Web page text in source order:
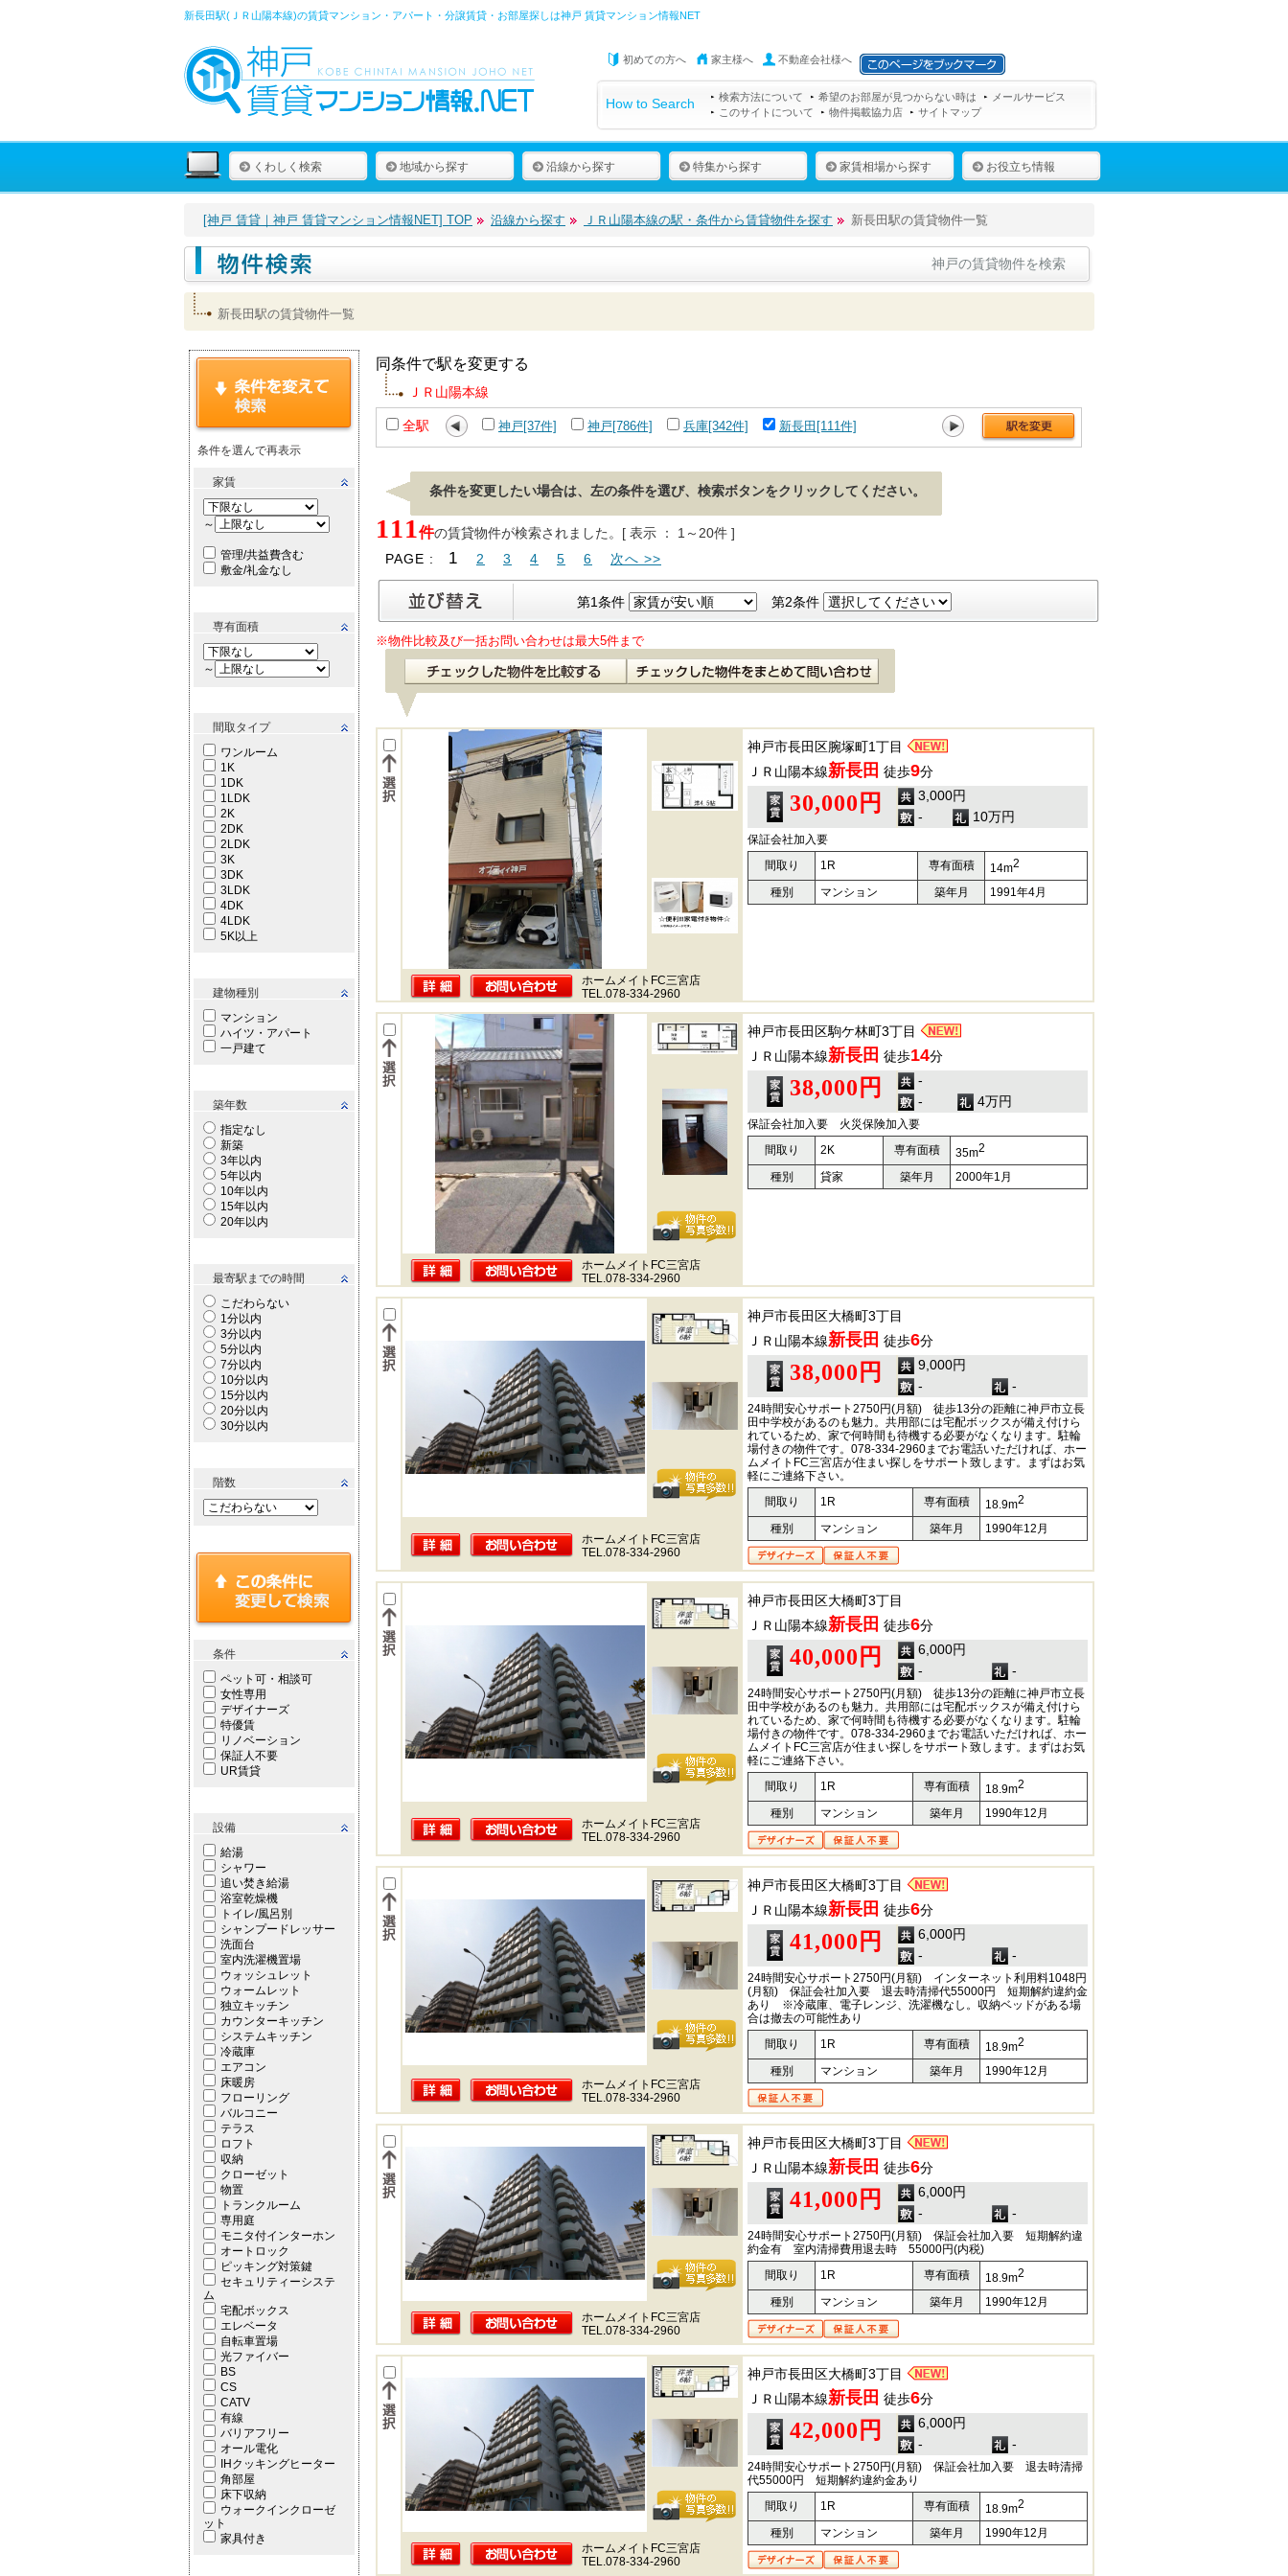
新長田駅(ＪＲ山陽本線)の賃貸マンション・アパート・分譲賃貸・お部屋探しは神戸 賃貸マンション情報NET
初めての方へ 家主様へ 不動産会社様へ
How to Search 検索方法について 希望のお部屋が見つからない時は
メールサービス
このサイトについて
物件掲載協力店 サイトマップ
くわしく検索 地域から探す 沿線から探す 特集から探す 家賃相場から探す お役立ち情報
[神戸 賃貸｜神戸 賃貸マンション情報NET] TOP 沿線から探す ＪＲ山陽本線の駅・条件から賃貸物件を探す 新長田駅の賃貸物件一覧
神戸の賃貸物件を検索
新長田駅の賃貸物件一覧
条件を選んで再表示
家賃
～
管理/共益費含む
敷金/礼金なし
専有面積
～
間取タイプ
ワンルーム
1K
1DK
1LDK
2K
2DK
2LDK
3K
3DK
3LDK
4DK
4LDK
5K以上
建物種別
マンション
ハイツ・アパート
一戸建て
築年数
指定なし
新築
3年以内
5年以内
10年以内
15年以内
20年以内
最寄駅までの時間
こだわらない
1分以内
3分以内
5分以内
7分以内
10分以内
15分以内
20分以内
30分以内
階数
条件
ペット可・相談可
女性専用
デザイナーズ
特優賃
リノベーション
保証人不要
UR賃貸
設備
給湯
シャワー
追い焚き給湯
浴室乾燥機
トイレ/風呂別
シャンプードレッサー
洗面台
室内洗濯機置場
ウォッシュレット
ウォームレット
独立キッチン
カウンターキッチン
システムキッチン
冷蔵庫
エアコン
床暖房
フローリング
バルコニー
テラス
ロフト
収納
クローゼット
物置
トランクルーム
専用庭
モニタ付インターホン
オートロック
ピッキング対策鍵
セキュリティーシステ
ム
宅配ボックス
エレベータ
自転車置場
光ファイバー
BS
CS
CATV
有線
バリアフリー
オール電化
IHクッキングヒーター
角部屋
床下収納
ウォークインクローゼ
ット
家具付き
同条件で駅を変更する
ＪＲ山陽本線
全駅 神戸[37件] 神戸[786件] 兵庫[342件] 新長田[111件] 鷹取[78件] 須磨海浜公園[68件]
条件を変更したい場合は、左の条件を選び、検索ボタンをクリックしてください。
111件の賃貸物件が検索されました。[ 表示 ： 1～20件 ]
PAGE :
1 2 3 4 5 6 次へ >>
第1条件 第2条件
※物件比較及び一括お問い合わせは最大5件まで
神戸市長田区腕塚町1丁目
ＪＲ山陽本線新長田 徒歩9分
30,000円
3,000円
-
10万円
保証会社加入要
間取り
1R 専有面積 14m2
種別 マンション 築年月 1991年4月
ホームメイトFC三宮店
TEL.078-334-2960
神戸市長田区駒ケ林町3丁目
ＪＲ山陽本線新長田 徒歩14分
38,000円
-
-
4万円
保証会社加入要 火災保険加入要
間取り
2K 専有面積 35m2
種別 貸家 築年月 2000年1月
ホームメイトFC三宮店
TEL.078-334-2960
神戸市長田区大橋町3丁目
ＪＲ山陽本線新長田 徒歩6分
38,000円
9,000円
-
-
24時間安心サポート2750円(月額) 徒歩13分の距離に神戸市立長
田中学校があるのも魅力。共用部には宅配ボックスが備え付けら
れているため、家で何時間も待機する必要がなくなります。駐輪
場付きの物件です。078-334-2960までお電話いただければ、ホー
ムメイトFC三宮店が住まい探しをサポート致します。まずはお気
軽にご連絡下さい。
間取り
1R 専有面積 18.9m2
種別 マンション 築年月 1990年12月
ホームメイトFC三宮店
TEL.078-334-2960
神戸市長田区大橋町3丁目
ＪＲ山陽本線新長田 徒歩6分
40,000円
6,000円
-
-
24時間安心サポート2750円(月額) 徒歩13分の距離に神戸市立長
田中学校があるのも魅力。共用部には宅配ボックスが備え付けら
れているため、家で何時間も待機する必要がなくなります。駐輪
場付きの物件です。078-334-2960までお電話いただければ、ホー
ムメイトFC三宮店が住まい探しをサポート致します。まずはお気
軽にご連絡下さい。
間取り
1R 専有面積 18.9m2
種別 マンション 築年月 1990年12月
ホームメイトFC三宮店
TEL.078-334-2960
神戸市長田区大橋町3丁目
ＪＲ山陽本線新長田 徒歩6分
41,000円
6,000円
-
-
24時間安心サポート2750円(月額) インターネット利用料1048円
(月額) 保証会社加入要 退去時清掃代55000円 短期解約違約金
あり ※冷蔵庫、電子レンジ、洗濯機なし。収納ベッドがある場
合は撤去の可能性あり
間取り
1R 専有面積 18.9m2
種別 マンション 築年月
1990年12月
ホームメイトFC三宮店
TEL.078-334-2960
神戸市長田区大橋町3丁目
ＪＲ山陽本線新長田 徒歩6分
41,000円
6,000円
-
-
24時間安心サポート2750円(月額) 保証会社加入要 短期解約違
約金有 室内清掃費用退去時 55000円(内税)
間取り
1R 専有面積 18.9m2
種別 マンション 築年月
1990年12月
ホームメイトFC三宮店
TEL.078-334-2960
神戸市長田区大橋町3丁目
ＪＲ山陽本線新長田 徒歩6分
42,000円
6,000円
-
-
24時間安心サポート2750円(月額) 保証会社加入要 退去時清掃
代55000円 短期解約違約金あり
間取り
1R 専有面積 18.9m2
種別 マンション 築年月
1990年12月
ホームメイトFC三宮店
TEL.078-334-2960